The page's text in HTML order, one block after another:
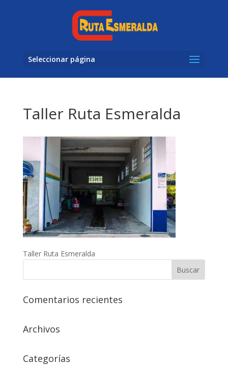
Seleccionar página
Taller Ruta Esmeralda
Taller Ruta Esmeralda
Comentarios recientes
Archivos
Categorías